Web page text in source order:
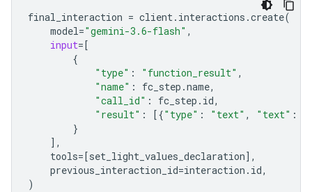
final_interaction = client. interactions .create(
model="gemini-3.6-flash" ,
input= [
{
"type" : "function_result" ,
"name" : fc_step .name,
"call_id" : fc_step . id,
"result" : [{"type" : "text" , "text" :
}
],
tools= [set_light_values_declaration],
previous_interaction_id=interaction . id,
)